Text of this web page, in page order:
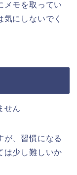
メモを取ってい
にしないでく
せん
が、習慣になる
は少し難しいか